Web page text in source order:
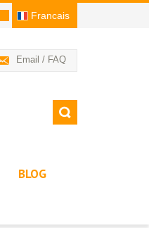
Francais
Email / FAQ
BLOG